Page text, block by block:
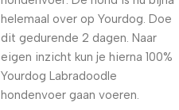
helemaal over op Yourdog. Doe
dit gedurende 2 dagen. Naar
eigen inzicht kun je hierna 100%
Yourdog Labradoodle
hondenvoer gaan voeren.